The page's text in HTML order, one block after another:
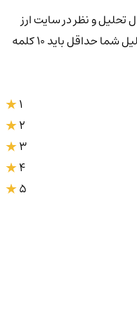
و نظر در سایت ارز
دیجیتال رایگان هدیه بگیرید. نظر یا تحلیل شما حداقل باید ۱۰ کلمه
3
4
5